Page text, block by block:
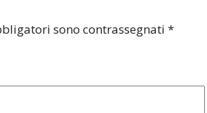
sono contrassegnati *